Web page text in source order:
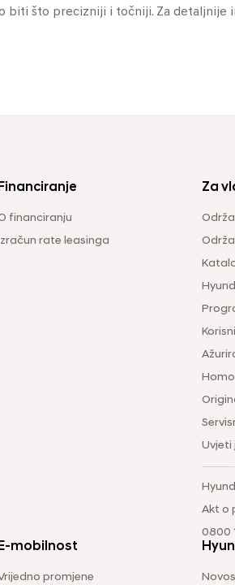
biti što precizniji i točniji. Za detaljnije
Financiranje
financiranju
rate leasinga
Za
Uvjeti
Akt o
0800
E-mobilnost
promjene